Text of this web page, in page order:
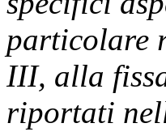
particolare
III, alla
riportati